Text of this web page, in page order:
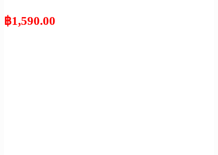
฿1,590.00